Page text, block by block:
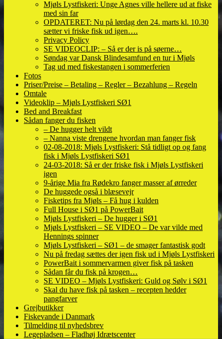
Mjøls Lystfiskeri: Unge Agnes ville hellere ud at fiske
med sin far
OPDATERET: Nu på lørdag den 24. marts kl. 10.30
sætter vi friske fisk ud igen….
Privacy Policy
SE VIDEOCLIP: – Så er der is på søerne…
Søndag var Dansk Blindesamfund en tur i Mjøls
Tag ud med fiskestangen i sommerferien
Fotos
Priser/Preise – Betaling – Regler – Bezahlung – Regeln
Omtale
Videoklip – Mjøls Lystfiskeri SØ1
Bed and Breakfast
Sådan fanger du fisken
– De hugger helt vildt
– Nanna viste drengene hvordan man fanger fisk
02-08-2018: Mjøls Lystfiskeri: Stå tidligt op og fang
fisk i Mjøls Lystfiskeri SØ1
24-03-2018: Så er der friske fisk i Mjøls Lystfiskeri
igen
9-årige Mia fra Rødekro fanger masser af ørreder
De huggede også i blæsevejr
Fisketips fra Mjøls – Få hug i kulden
Full House i SØ1 på PowerBait
Mjøls Lystfiskeri – De hugger i SØ1
Mjøls Lystfiskeri – SE VIDEO – De var vilde med
Hennings spinner
Mjøls Lystfiskeri – SØ1 – de smager fantastisk godt
Nu på fredag sættes der igen fisk ud i Mjøls Lystfiskeri
PowerBait i sommervarmen giver fisk på tasken
Sådan får du fisk på krogen…
SE VIDEO – Mjøls Lystfiskeri: Guld og Sølv i SØ1
Skal du have fisk på tasken – recepten hedder
pangfarver
Grejbutikker
Fiskevande i Danmark
Tilmelding til nyhedsbrev
Legepladsen – Fladhøj Idrætscenter